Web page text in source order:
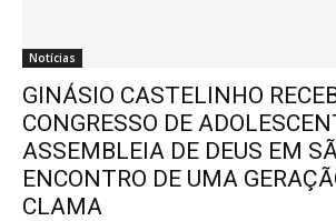
Notícias
GINÁSIO CASTELINHO
CONGRESSO DE
ASSEMBLEIA DE DEUS EM
ENCONTRO DE UMA
CLAMA